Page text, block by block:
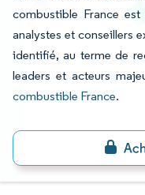
combustible France
analystes et conseillers
identifié, au terme de
leaders et acteurs
combustible France.